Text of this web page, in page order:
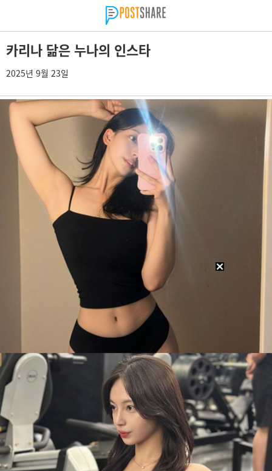
카리나 닮은 누나의 인스타
2025년 9월 23일